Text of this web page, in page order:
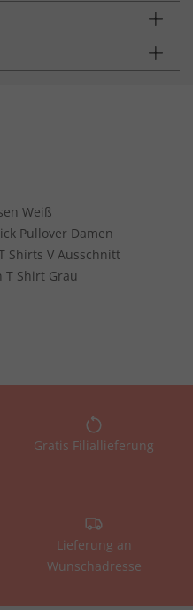
Weiß
Pullover Damen
Shirts V Ausschnitt
T Shirt Grau
Gratis Filiallieferung
Lieferung an
Wunschadresse